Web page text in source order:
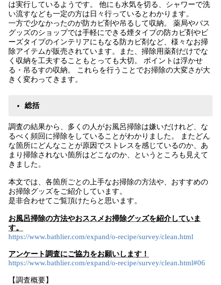
は実行しているようです。 他にも水気を切る、シャワーで洗
い流すなども一定の方は日々行っているとわかります。
一方で少なかったのが防カビ剤や吊るして収納。 薬局やバス
グッズのショップでは手軽にできる煙タイプの防カビ剤やビ
ーズタイプのインテリアにもなる防カビ剤など、様々なお掃
除アイテムが販売されています。また、掃除用薬剤だけでな
く収納を工夫することもとっても大切。 ポイントは浮かせ
る・吊るすの収納。 これらを行うことでお掃除の大変さが大
きく変わってきます。
総括
調査の結果から、多くの人がお風呂掃除は嫌いだけれど、な
るべく頻回に掃除をしていることがわかりました。 またどん
な箇所にどんなことが原因でストレスを感じているのか、あ
まり掃除されない箇所はどこなのか、というところも見えて
きました。
本文では、各箇所ごとの上手なお掃除の方法や、おすすめの
お掃除グッズをご紹介しています。
是非合わせてご覧頂けたらと思います。
お風呂掃除の方法やおススメお掃除グッズを紹介していま
す。
https://www.bathlier.com/expand/o-recipe/survey/clean.html
アンケート調査にご協力をお願いします！
https://www.bathlier.com/expand/o-recipe/survey/clean.html#06
【調査概要】